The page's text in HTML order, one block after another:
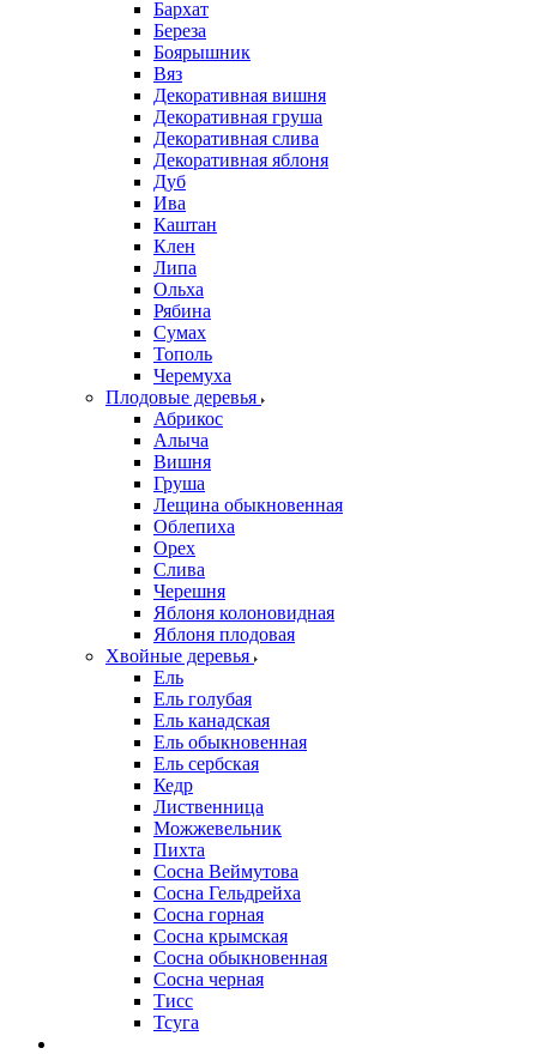
Бархат
Береза
Боярышник
Вяз
Декоративная вишня
Декоративная груша
Декоративная слива
Декоративная яблоня
Дуб
Ива
Каштан
Клен
Липа
Ольха
Рябина
Сумах
Тополь
Черемуха
Плодовые деревья
Абрикос
Алыча
Вишня
Груша
Лещина обыкновенная
Облепиха
Орех
Слива
Черешня
Яблоня колоновидная
Яблоня плодовая
Хвойные деревья
Ель
Ель голубая
Ель канадская
Ель обыкновенная
Ель сербская
Кедр
Лиственница
Можжевельник
Пихта
Сосна Веймутова
Сосна Гельдрейха
Сосна горная
Сосна крымская
Сосна обыкновенная
Сосна черная
Тисс
Тсуга